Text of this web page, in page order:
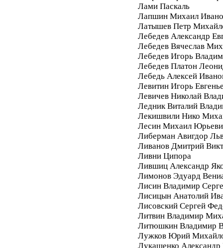
Лами Паскаль
Лапшин Михаил
Латышев Петр
Лебедев Александр
Лебедев Вячеслав
Лебедев Игорь
Лебедев Платон
Лебедь Алексей
Левитин Игорь
Левичев Николай
Ледник Виталий
Лекишвили Нико
Лесин Михаил
Либерман Авигдор
Ливанов Дмитрий
Ливни Ципора
Лившиц Александр
Лимонов Эдуард
Лисин Владимир
Лисицын Анатолий
Лисовский Сергей
Литвин Владимир
Литюшкин Владимир
Лужков Юрий
Лукашенко Александр